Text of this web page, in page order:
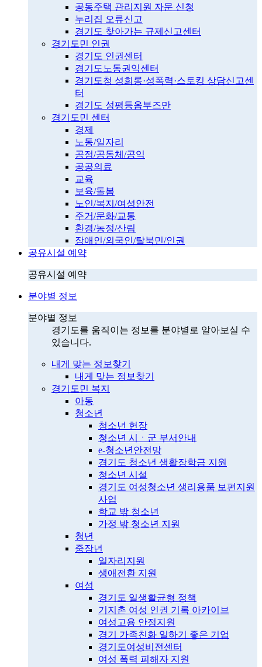
공동주택 관리지원 자문 신청
누리집 오류신고
경기도 찾아가는 규제신고센터
경기도민 인권
경기도 인권센터
경기도노동권익센터
경기도청 성희롱·성폭력·스토킹 상담신고센
터
경기도 성평등옴부즈만
경기도민 센터
경제
노동/일자리
공정/공동체/공익
공공의료
교육
보육/돌봄
노인/복지/여성안전
주거/문화/교통
환경/농정/산림
장애인/외국인/탈북민/인권
공유시설 예약
공유시설 예약
분야별 정보
분야별 정보
경기도를 움직이는 정보를 분야별로 알아보실 수
있습니다.
내게 맞는 정보찾기
내게 맞는 정보찾기
경기도민 복지
아동
청소년
청소년 헌장
청소년 시ㆍ군 부서안내
e-청소년안전망
경기도 청소년 생활장학금 지원
청소년 시설
경기도 여성청소년 생리용품 보편지원
사업
학교 밖 청소년
가정 밖 청소년 지원
청년
중장년
일자리지원
생애전환 지원
여성
경기도 일생활균형 정책
기지촌 여성 인권 기록 아카이브
여성고용 안정지원
경기 가족친화 일하기 좋은 기업
경기도여성비전센터
여성 폭력 피해자 지원